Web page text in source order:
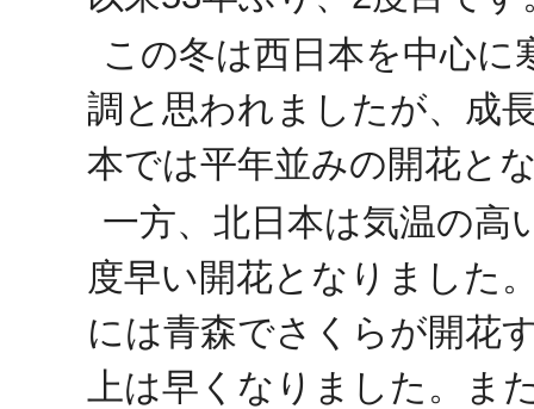
この冬は西日本を中心
調と思われましたが、成
本では平年並みの開花と
一方、北日本は気温の高
度早い開花となりました
には青森でさくらが開花
上は早くなりました。ま